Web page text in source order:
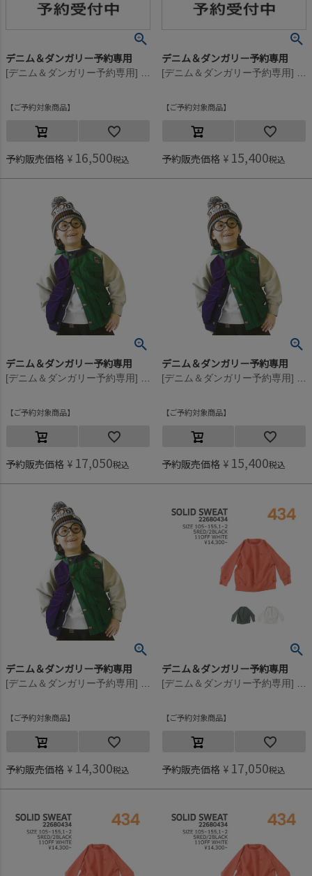
デニム＆ダンガリー予約専用
ご予約対象商品
予約販売価格 ¥ 16,500税込
デニム＆ダンガリー予約専用
ご予約対象商品
予約販売価格 ¥ 15,400税込
デニム＆ダンガリー予約専用
ご予約対象商品
予約販売価格 ¥ 17,050税込
デニム＆ダンガリー予約専用
ご予約対象商品
予約販売価格 ¥ 15,400税込
デニム＆ダンガリー予約専用
ご予約対象商品
予約販売価格 ¥ 14,300税込
デニム＆ダンガリー予約専用
ご予約対象商品
予約販売価格 ¥ 17,050税込